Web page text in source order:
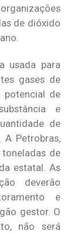
de dióxido
usada para
gases de
potencial de
e
de
A Petrobras,
de
estatal. As
deverão
e
gestor. O
não será